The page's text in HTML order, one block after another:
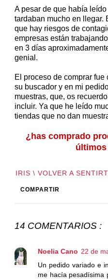
A pesar de que había
tardaban mucho en llegar.
que hay riesgos de
empresas están
en 3 días
genial.
El proceso de comprar
su buscador y en mi
muestras, que, os
incluir. Ya que he leído
tiendas que no dan
¿has comprado
últimos
IRIS \ VOLVER A
COMPARTIR
14 COMENTARIOS :
Noelia Cano 22 de
Un pedido variado e
me hacía pesadísima